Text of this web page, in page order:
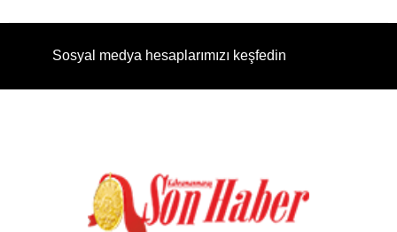
Sosyal medya hesaplarımızı keşfedin